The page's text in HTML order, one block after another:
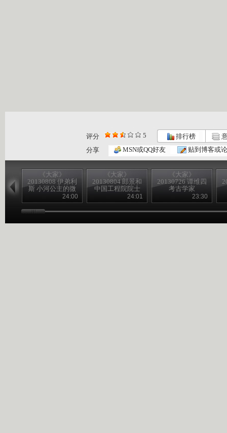
评分 5 排行榜
分享
MSN或QQ好友 贴到博客或
《大家》
20130808 伊弟利
斯 小河公主的微
24:00
《大家》
20130804 郎景和
中国工程院院士
24:01
《大家》
20130726 谭维四
考古学家
23:30